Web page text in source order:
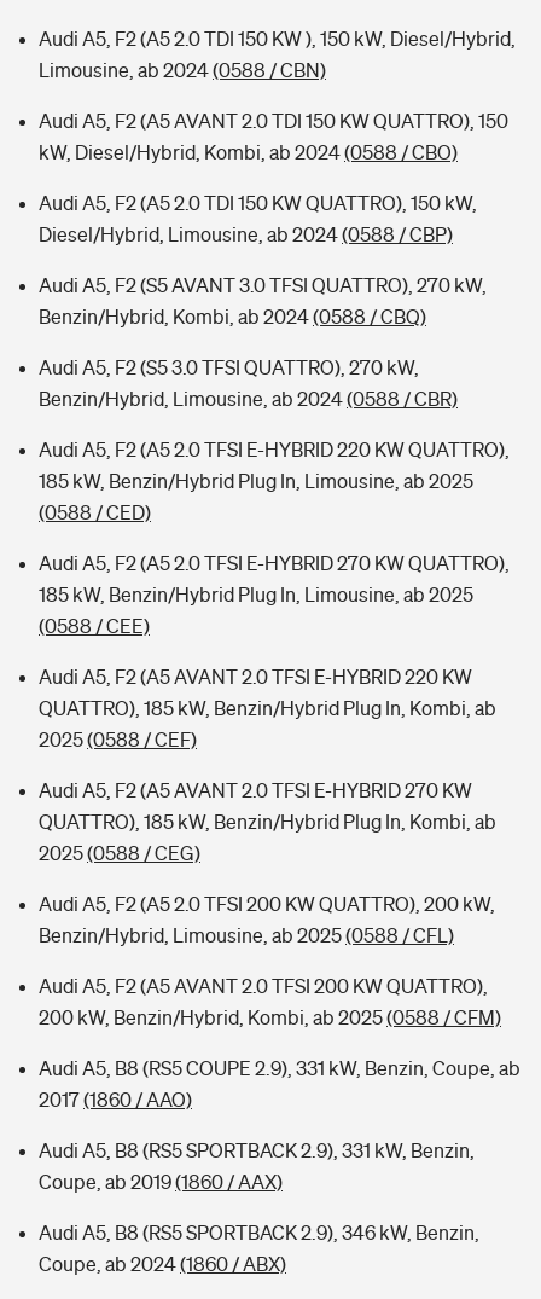
Audi A5, F2 (A5 2.0 TDI 150 KW ), 150 kW, Diesel/Hybrid,
Limousine, ab 2024(0588 / CBN)
Audi A5, F2 (A5 AVANT 2.0 TDI 150 KW QUATTRO), 150
kW, Diesel/Hybrid, Kombi, ab 2024(0588 / CBO)
Audi A5, F2 (A5 2.0 TDI 150 KW QUATTRO), 150 kW,
Diesel/Hybrid, Limousine, ab 2024(0588 / CBP)
Audi A5, F2 (S5 AVANT 3.0 TFSI QUATTRO), 270 kW,
Benzin/Hybrid, Kombi, ab 2024(0588 / CBQ)
Audi A5, F2 (S5 3.0 TFSI QUATTRO), 270 kW,
Benzin/Hybrid, Limousine, ab 2024(0588 / CBR)
Audi A5, F2 (A5 2.0 TFSI E-HYBRID 220 KW QUATTRO),
185 kW, Benzin/Hybrid Plug In, Limousine, ab 2025
(0588 / CED)
Audi A5, F2 (A5 2.0 TFSI E-HYBRID 270 KW QUATTRO),
185 kW, Benzin/Hybrid Plug In, Limousine, ab 2025
(0588 / CEE)
Audi A5, F2 (A5 AVANT 2.0 TFSI E-HYBRID 220 KW
QUATTRO), 185 kW, Benzin/Hybrid Plug In, Kombi, ab
2025(0588 / CEF)
Audi A5, F2 (A5 AVANT 2.0 TFSI E-HYBRID 270 KW
QUATTRO), 185 kW, Benzin/Hybrid Plug In, Kombi, ab
2025(0588 / CEG)
Audi A5, F2 (A5 2.0 TFSI 200 KW QUATTRO), 200 kW,
Benzin/Hybrid, Limousine, ab 2025(0588 / CFL)
Audi A5, F2 (A5 AVANT 2.0 TFSI 200 KW QUATTRO),
200 kW, Benzin/Hybrid, Kombi, ab 2025(0588 / CFM)
Audi A5, B8 (RS5 COUPE 2.9), 331 kW, Benzin, Coupe, ab
2017(1860 / AAO)
Audi A5, B8 (RS5 SPORTBACK 2.9), 331 kW, Benzin,
Coupe, ab 2019(1860 / AAX)
Audi A5, B8 (RS5 SPORTBACK 2.9), 346 kW, Benzin,
Coupe, ab 2024(1860 / ABX)